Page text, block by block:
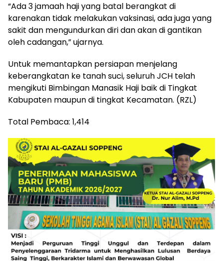
“Ada 3 jamaah haji yang batal berangkat di
karenakan tidak melakukan vaksinasi, ada juga yang
sakit dan mengundurkan diri dan akan di gantikan
oleh cadangan,” ujarnya.
Untuk memantapkan persiapan menjelang
keberangkatan ke tanah suci, seluruh JCH telah
mengikuti Bimbingan Manasik Haji baik di Tingkat
Kabupaten maupun di tingkat Kecamatan. (RZL)
Total Pembaca: 1,414